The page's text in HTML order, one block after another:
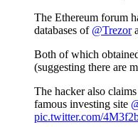
The Ethereum forum
databases of @Trezor
Both of which
(suggesting there are
The hacker also
famous investing site
pic.twitter.com/